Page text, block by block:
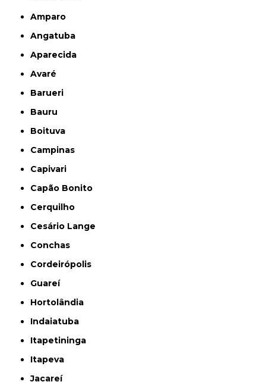
Amparo
Angatuba
Aparecida
Avaré
Barueri
Bauru
Boituva
Campinas
Capivari
Capão Bonito
Cerquilho
Cesário Lange
Conchas
Cordeirópolis
Guareí
Hortolândia
Indaiatuba
Itapetininga
Itapeva
Jacareí